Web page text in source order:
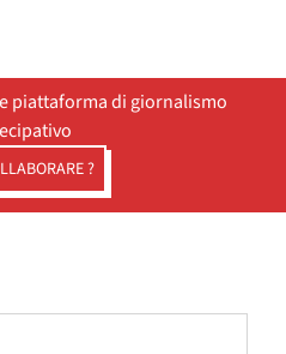
piattaforma di giornalismo
?